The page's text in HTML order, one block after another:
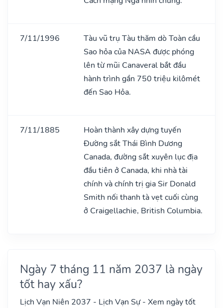
7/11/1996
Tàu vũ trụ Tàu thăm dò Toàn cầu
Sao hỏa của NASA được phóng
lên từ mũi Canaveral bắt đầu
hành trình gần 750 triệu kilômét
đến Sao Hỏa.
7/11/1885
Hoàn thành xây dựng tuyến
Đường sắt Thái Bình Dương
Canada, đường sắt xuyên lục địa
đầu tiên ở Canada, khi nhà tài
chính và chính trị gia Sir Donald
Smith nối thanh tà vẹt cuối cùng
ở Craigellachie, British Columbia.
Ngày 7 tháng 11 năm 2037 là ngày
tốt hay xấu?
Lịch Vạn Niên 2037 - Lịch Vạn Sự - Xem ngày tốt